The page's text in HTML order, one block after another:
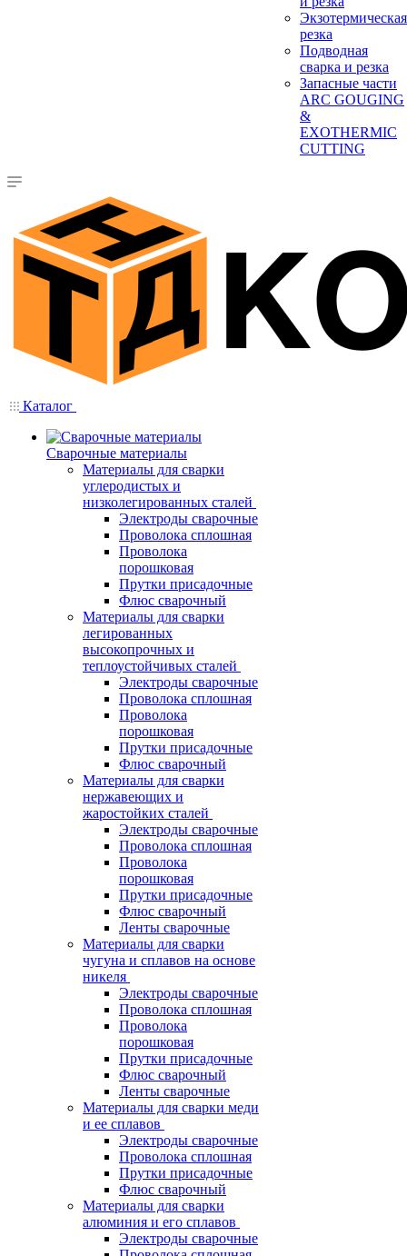
Экзотермическая
резка
Подводная
сварка и резка
Запасные части
ARC GOUGING
&
EXOTHERMIC
CUTTING
Каталог
Сварочные материалы
Материалы для сварки
углеродистых и
низколегированных сталей
Электроды сварочные
Проволока сплошная
Проволока
порошковая
Прутки присадочные
Флюс сварочный
Материалы для сварки
легированных
высокопрочных и
теплоустойчивых сталей
Электроды сварочные
Проволока сплошная
Проволока
порошковая
Прутки присадочные
Флюс сварочный
Материалы для сварки
нержавеющих и
жаростойких сталей
Электроды сварочные
Проволока сплошная
Проволока
порошковая
Прутки присадочные
Флюс сварочный
Ленты сварочные
Материалы для сварки
чугуна и сплавов на основе
никеля
Электроды сварочные
Проволока сплошная
Проволока
порошковая
Прутки присадочные
Флюс сварочный
Ленты сварочные
Материалы для сварки меди
и ее сплавов
Электроды сварочные
Проволока сплошная
Прутки присадочные
Флюс сварочный
Материалы для сварки
алюминия и его сплавов
Электроды сварочные